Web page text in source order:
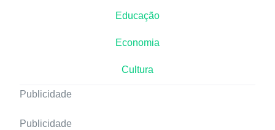
Educação
Economia
Cultura
Publicidade
Publicidade